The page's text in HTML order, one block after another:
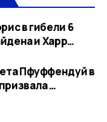
в гибели 6
и Харр…
Пфуффендуй в
…​